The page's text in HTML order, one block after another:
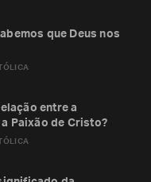
que Deus nos
entre a
Paixão de Cristo?